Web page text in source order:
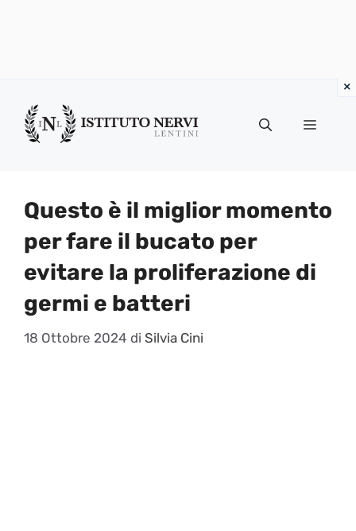
contenuto
Menu
Questo è il miglior momento
per fare il bucato per
evitare la proliferazione di
germi e batteri
18 Ottobre 2024 di Silvia Cini